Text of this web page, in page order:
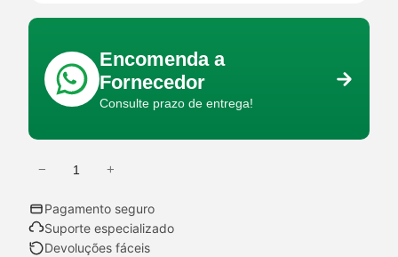
Encomenda a
Fornecedor
Consulte prazo de entrega!
a
n
− +
Pagamento seguro
Suporte especializado
Devoluções fáceis